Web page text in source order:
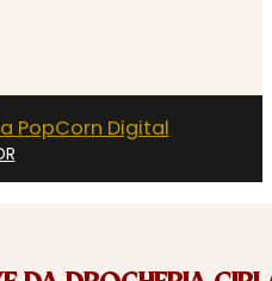
PopCorn Digital